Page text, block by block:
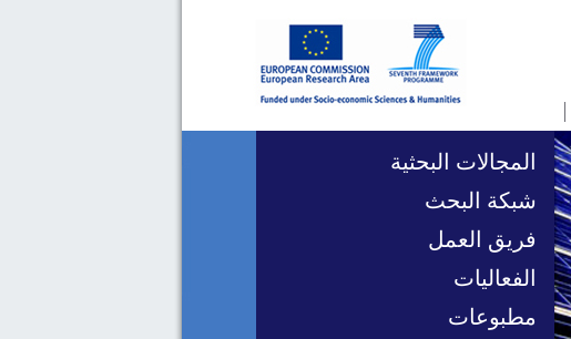
المجالات البحثية
شبكة البحث
فريق العمل
الفعاليات
مطبوعات